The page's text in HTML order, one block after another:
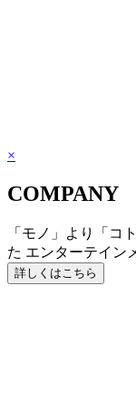
×
COMPANY
「モノ」より「コ
た エンターテイン
詳しくはこちら